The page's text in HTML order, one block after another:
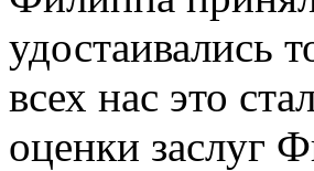
удостаивались
всех нас это
оценки заслуг